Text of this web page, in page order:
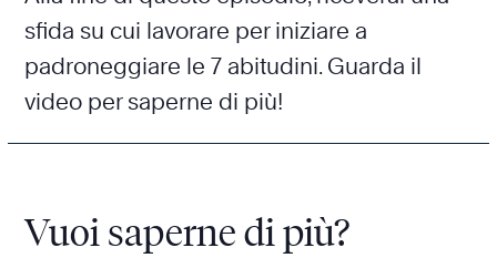
sfida su cui lavorare per iniziare a
padroneggiare le 7 abitudini. Guarda il
video per saperne di più!
Vuoi saperne di più?